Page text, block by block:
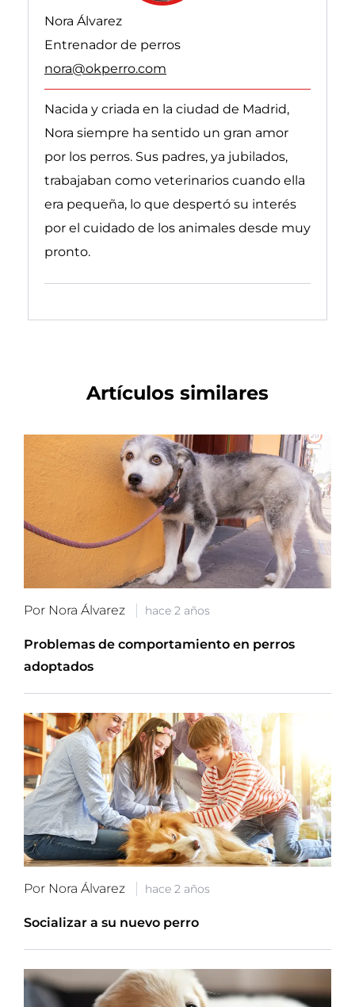
Nora Álvarez
Entrenador de perros
nora@okperro.com
Nacida y criada en la ciudad de Madrid,
Nora siempre ha sentido un gran amor
por los perros. Sus padres, ya jubilados,
trabajaban como veterinarios cuando ella
era pequeña, lo que despertó su interés
por el cuidado de los animales desde muy
pronto.
Artículos similares
Por Nora Álvarez hace 2 años
Problemas de comportamiento en perros
adoptados
Por Nora Álvarez hace 2 años
Socializar a su nuevo perro